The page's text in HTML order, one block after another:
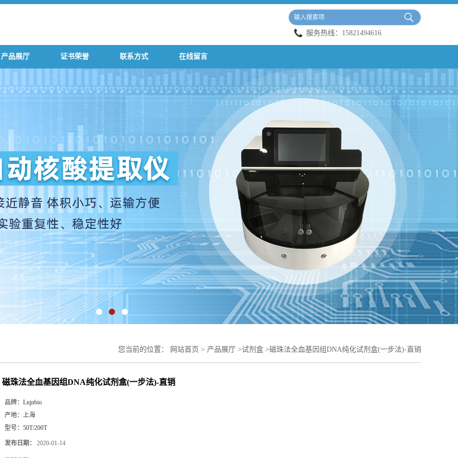
服务热线： 15821494616
产品展厅 证书荣誉 联系方式 在线留言
您当前的位置： 网站首页 > 产品展厅 >试剂盒 >磁珠法全血基因组DNA纯化试剂盒(一步法)-直销
磁珠法全血基因组DNA纯化试剂盒(一步法)-直销
品牌： Lnjnbio
产地： 上海
型号： 50T/200T
发布日期： 2020-01-14